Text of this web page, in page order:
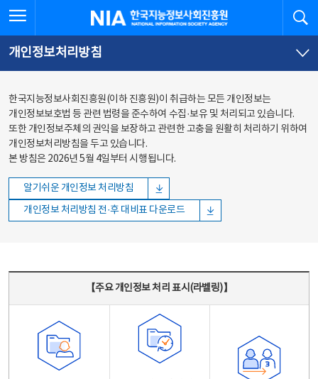
바로가기
바로가기
한국지능정보사회진흥원
개인정보처리방침
한국지능정보사회진흥원(이하 진흥원)이 취급하는 모든 개인정보는
개인정보보호법 등 관련 법령을 준수하여 수집·보유 및 처리되고 있습니다.
또한 개인정보주체의 권익을 보장하고 관련한 고충을 원활히 처리하기 위하여
개인정보처리방침을 두고 있습니다.
본 방침은 2026년 5월 4일부터 시행됩니다.
알기쉬운 개인정보 처리방침
개인정보 처리방침 전·후 대비표 다운로드
【주요 개인정보 처리 표시(라벨링)】